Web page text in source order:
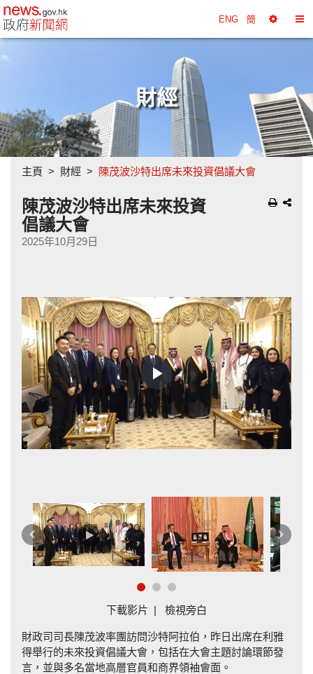
政府新聞網主頁 ENG 簡
擇
換
財經
主頁 財經 陳茂波沙特出席未來投資倡議大會
陳茂波沙特出席未來投資
倡議大會
2025年10月29日
Play
Video
下
一
上
一
篇
下載影片 | 檢視旁白
財政司司長陳茂波率團訪問沙特阿拉伯，昨日出席在利雅
得舉行的未來投資倡議大會，包括在大會主題討論環節發
言，並與多名當地高層官員和商界領袖會面。